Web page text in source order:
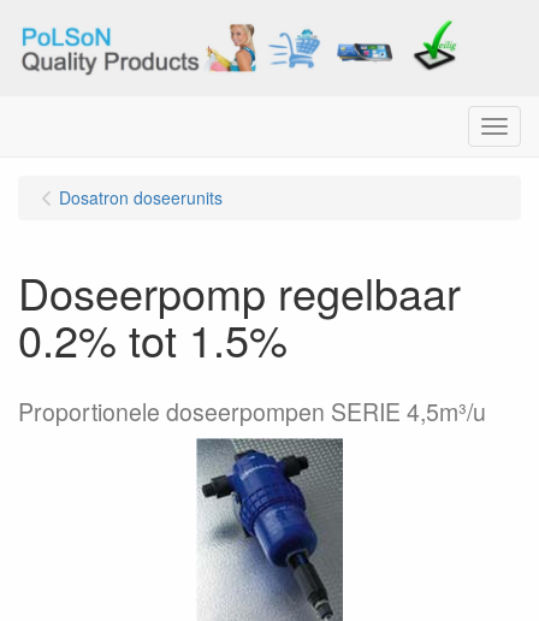
Menu
Dosatron doseerunits
Doseerpomp regelbaar
0.2% tot 1.5%
Proportionele doseerpompen SERIE 4,5m³/u